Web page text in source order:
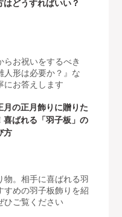
お祝いをするべき
人形は必要か？』な
にお答えします
月の正月飾りに贈りた
喜ばれる「羽子板」の
方
。相手に喜ばれる羽
めの羽子板飾りを紹
ひご覧ください